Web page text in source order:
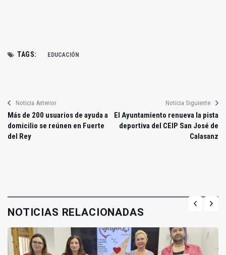
TAGS: EDUCACIÓN
Noticia Anterior
Más de 200 usuarios de ayuda a
domicilio se reúnen en Fuerte
del Rey
Noticia Siguiente
El Ayuntamiento renueva la pista
deportiva del CEIP San José de
Calasanz
NOTICIAS RELACIONADAS